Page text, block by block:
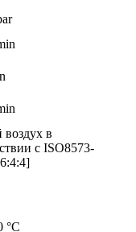
в
с ISO8573-
°C